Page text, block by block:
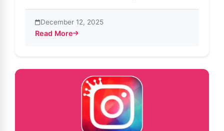
December 12, 2025
Read More
about Controla tu tiempo y lo que ves en Instagram